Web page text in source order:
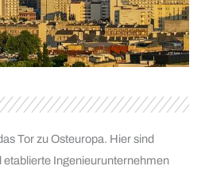
Tor zu Osteuropa. Hier sind
etablierte Ingenieurunternehmen